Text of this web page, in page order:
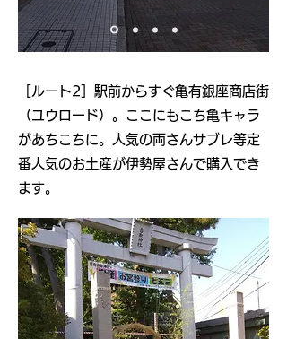
​［ルート2］駅前からすぐ亀有銀座商店街
（ユウロード）。ここにもこち亀キャラ
があちこちに。人気の両さんサブレ等定
番人気のお土産が伊勢屋さんで購入でき
ます。